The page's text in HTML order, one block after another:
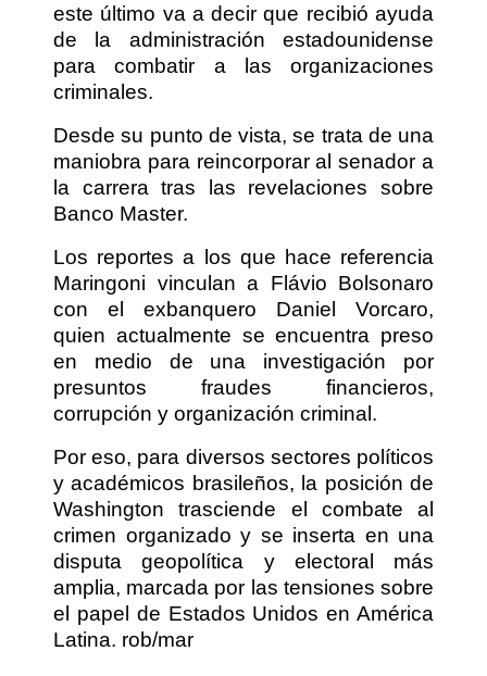
este último va a decir que recibió ayuda
de la administración estadounidense
para combatir a las organizaciones
criminales.
Desde su punto de vista, se trata de una
maniobra para reincorporar al senador a
la carrera tras las revelaciones sobre
Banco Master.
Los reportes a los que hace referencia
Maringoni vinculan a Flávio Bolsonaro
con el exbanquero Daniel Vorcaro,
quien actualmente se encuentra preso
en medio de una investigación por
presuntos fraudes financieros,
corrupción y organización criminal.
Por eso, para diversos sectores políticos
y académicos brasileños, la posición de
Washington trasciende el combate al
crimen organizado y se inserta en una
disputa geopolítica y electoral más
amplia, marcada por las tensiones sobre
el papel de Estados Unidos en América
Latina. rob/mar